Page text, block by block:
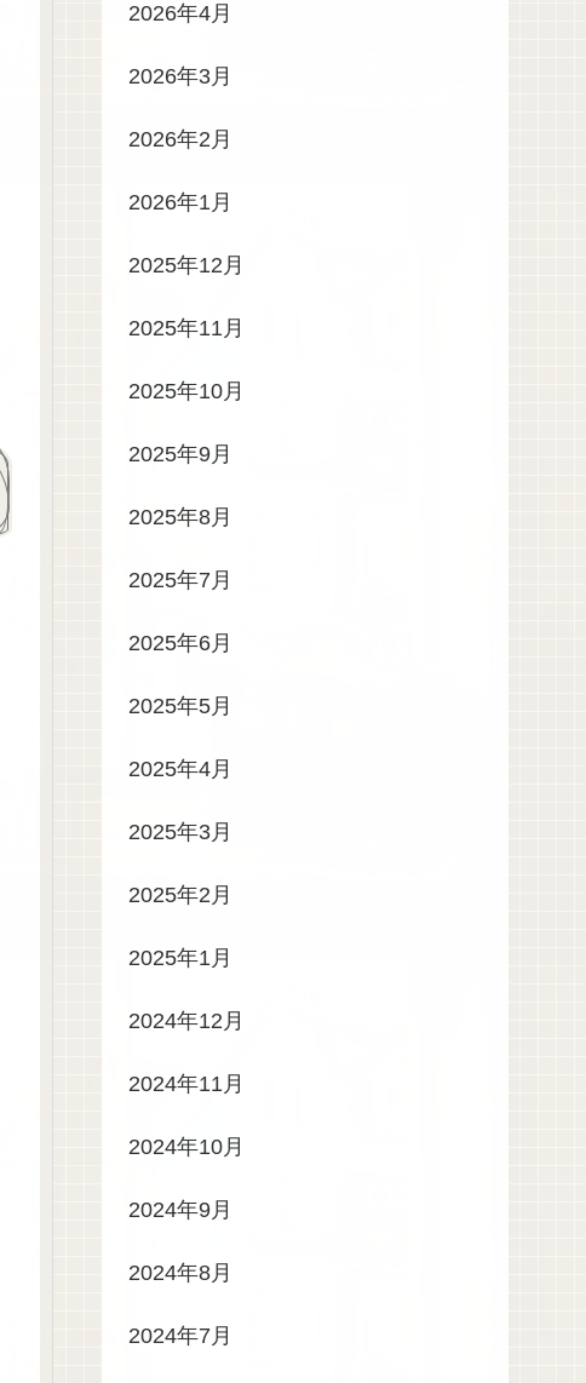
2026年4月
2026年3月
2026年2月
2026年1月
2025年12月
2025年11月
2025年10月
2025年9月
2025年8月
2025年7月
2025年6月
2025年5月
2025年4月
2025年3月
2025年2月
2025年1月
2024年12月
2024年11月
2024年10月
2024年9月
2024年8月
2024年7月